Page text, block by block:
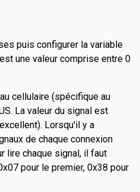
puis configurer la variable
une valeur comprise entre 0
cellulaire (spécifique au
La valeur du signal est
Lorsqu'il y a
de chaque connexion
lire chaque signal, il faut
pour le premier, 0x38 pour